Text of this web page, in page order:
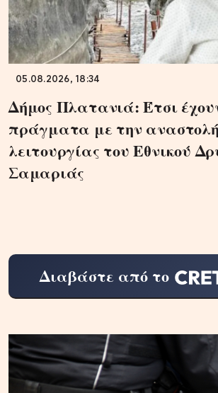
05.08.2026, 18:34
Δήμος Πλατανιά: Έτσι
πράγματα με την αναστολή
λειτουργίας του Εθνικού
Σαμαριάς
Διαβάστε από το